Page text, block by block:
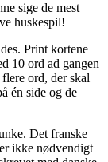
sige de mest
huskespil!
Print kortene
10 ord ad gangen
ord, der skal
én side og de
Det franske
ikke nødvendigt